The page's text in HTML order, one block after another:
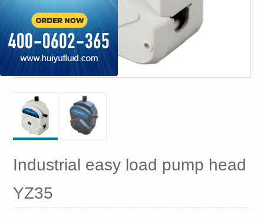
Industrial easy load pump head
YZ35